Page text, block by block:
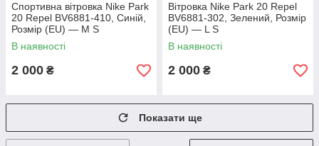
Спортивна вітровка Nike Park
20 Repel BV6881-410, Синій,
Розмір (EU) — M S
В наявності
2 000 ₴
Вітровка Nike Park 20 Repel
BV6881-302, Зелений, Розмір
(EU) — L S
В наявності
2 000 ₴
Показати ще